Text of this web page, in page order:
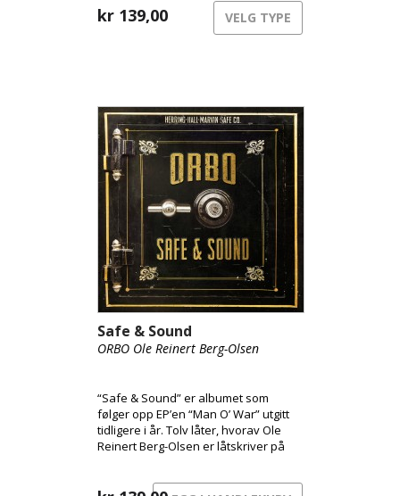
kr 139,00 VELG TYPE
Safe & Sound
ORBO Ole Reinert Berg-Olsen
“Safe & Sound” er albumet som
følger opp EP’en “Man O’ War” utgitt
tidligere i år. Tolv låter, hvorav Ole
Reinert Berg-Olsen er låtskriver på